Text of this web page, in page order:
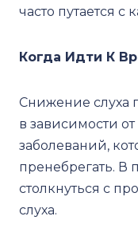
часто путается
Когда Идти К
Снижение слуха
в зависимости
заболеваний,
пренебрегать. В
столкнуться с
слуха.